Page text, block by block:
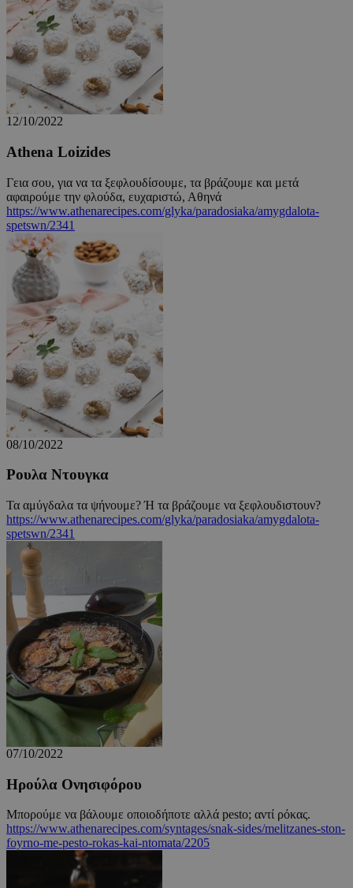
12/10/2022
Athena Loizides
Γεια σου, για να τα ξεφλουδίσουμε, τα βράζουμε και μετά
αφαιρούμε την φλούδα, ευχαριστώ, Αθηνά
https://www.athenarecipes.com/glyka/paradosiaka/amygdalota-
spetswn/2341
08/10/2022
Ρουλα Ντουγκα
Τα αμύγδαλα τα ψήνουμε? Ή τα βράζουμε να ξεφλουδιστουν?
https://www.athenarecipes.com/glyka/paradosiaka/amygdalota-
spetswn/2341
07/10/2022
Ηρούλα Ονησιφόρου
Μπορούμε να βάλουμε οποιοδήποτε αλλά pesto; αντί ρόκας.
https://www.athenarecipes.com/syntages/snak-sides/melitzanes-ston-
foyrno-me-pesto-rokas-kai-ntomata/2205
G_ENABLED_IDPS
Google LLC
.cyprus.wiz-
guide.com
takeOverCookie
ShowNewVisitorPopup
LangCookie
PHPSESSID
Google Privacy Policy